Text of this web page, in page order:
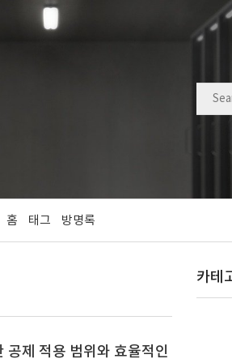
홈 태그 방명록
공제 적용 범위와 효율적인
카테